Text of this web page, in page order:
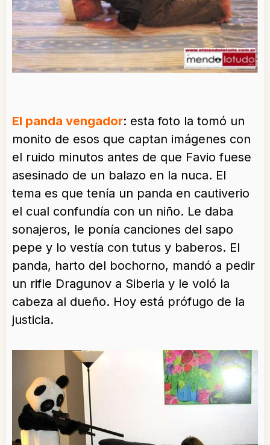
El panda vengador: esta foto la tomó un
monito de esos que captan imágenes con
el ruido minutos antes de que Favio fuese
asesinado de un balazo en la nuca. El
tema es que tenía un panda en cautiverio
el cual confundía con un niño. Le daba
sonajeros, le ponía canciones del sapo
pepe y lo vestía con tutus y baberos. El
panda, harto del bochorno, mandó a pedir
un rifle Dragunov a Siberia y le voló la
cabeza al dueño. Hoy está prófugo de la
justicia.